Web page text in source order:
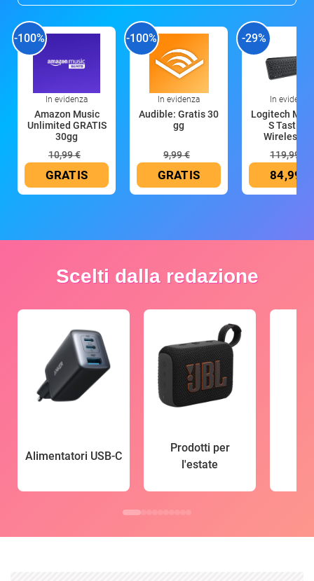
-100%
In evidenza
Amazon Music
Unlimited GRATIS
30gg
10,99 €
GRATIS
-100%
In evidenza
Audible: Gratis 30
gg
9,99 €
GRATIS
-29%
In evidenza
Logitech MX
S Tastiera
Wireless
119,99 €
84,99 €
Scelti dalla redazione
Alimentatori USB-C
Prodotti per
l'estate